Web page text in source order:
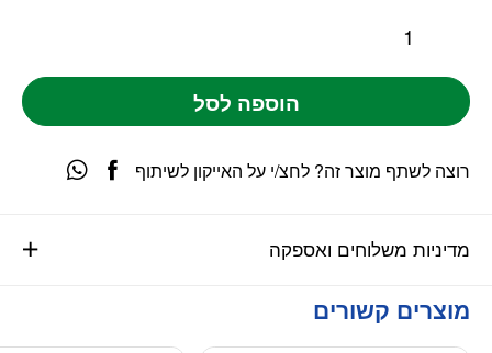
הוספה לסל
מדיניות משלוחים ואספקה
רוצה לשתף מוצר זה? לחצ/י על האייקון לשיתוף
מוצרים קשורים